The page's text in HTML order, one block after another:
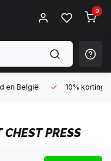
0
10% korting met een
PRESS